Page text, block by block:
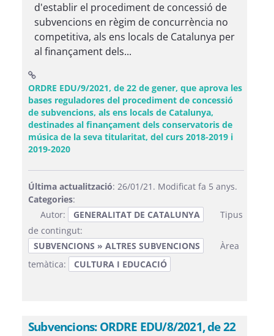
d'establir el procediment de concessió de
subvencions en règim de concurrència no
competitiva, als ens locals de Catalunya per
al finançament dels...
ORDRE EDU/9/2021, de 22 de gener, que aprova les
bases reguladores del procediment de concessió
de subvencions, als ens locals de Catalunya,
destinades al finançament dels conservatoris de
música de la seva titularitat, del curs 2018-2019 i
2019-2020(Obre una finestra nova)
Última actualització: 26/01/21. Modificat fa 5 anys.
Categories:
Autor:
GENERALITAT DE CATALUNYA
Tipus
de contingut:
SUBVENCIONS » ALTRES SUBVENCIONS
Àrea
temàtica:
CULTURA I EDUCACIÓ
Subvencions: ORDRE EDU/8/2021, de 22